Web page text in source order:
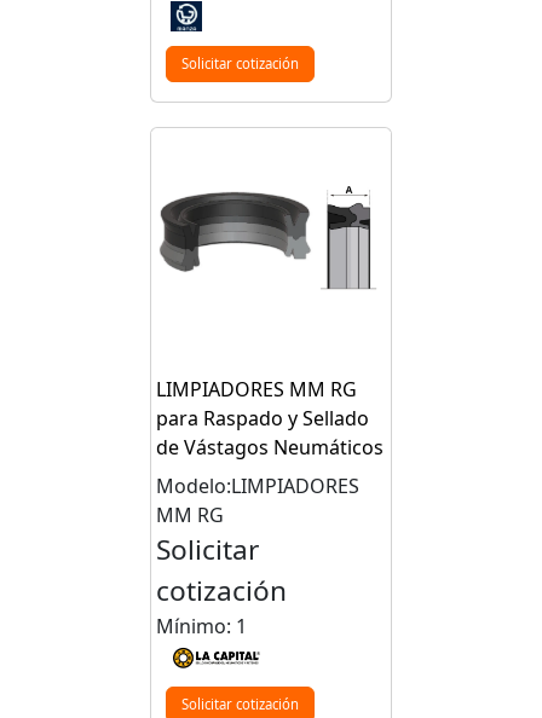
Solicitar cotización
LIMPIADORES MM RG
para Raspado y Sellado
de Vástagos Neumáticos
Modelo:LIMPIADORES
MM RG
Solicitar
cotización
Mínimo: 1
Solicitar cotización